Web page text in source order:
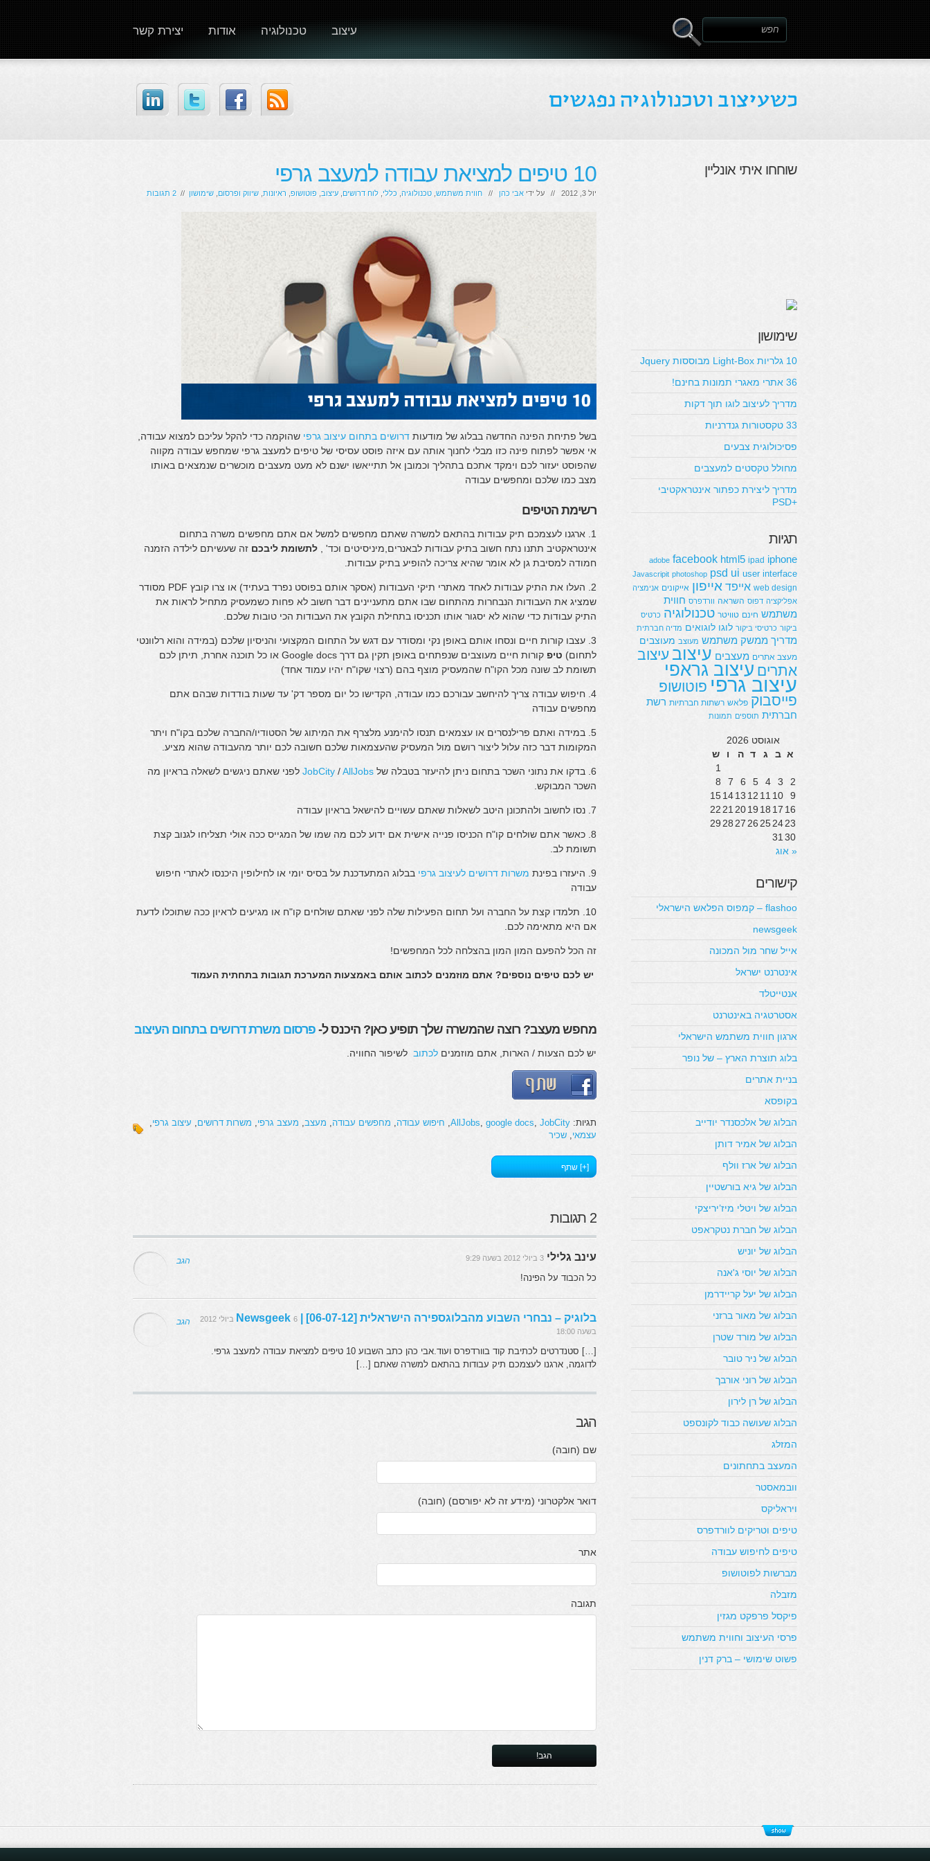
יצירת קשר אודות טכנולוגיה עיצוב
10 טיפים למציאת עבודה למעצב גרפי
יול 3, 2012 // על ידי אבי כהן // חווית משתמש טכנולוגיה כללי לוח דרושים עיצוב פוטושופ ראיונות שיווק ופרסום שימושון // 2 תגובות
בשל פתיחת הפינה החדשה בבלוג של מודעות דרושים בתחום עיצוב גרפי שהוקמה כדי להקל עליכם למצוא עבודה,
אי אפשר לפתוח פינה כזו מבלי לחנוך אותה עם איזה פוסט עסיסי של טיפים למעצב גרפי שמחפש עבודה מקווה
שהפוסט יעזור לכם וימקד אתכם בתהליך וכמובן אל תתייאשו ישנם לא מעט מעצבים מוכשרים שנמצאים באותו
מצב כמו שלכם ומחפשים עבודה
רשימת הטיפים
1. ארגנו לעצמכם תיק עבודות בהתאם למשרה שאתם מחפשים למשל אם אתם מחפשים משרה בתחום
אינטראקטיב תתנו נתח חשוב בתיק עבודות לבאנרים,מיניסיטים וכד' , לתשומת ליבכם זה שעשיתם לילדה הזמנה
חמודה למסיבת גן לא אומר שהיא צריכה להופיע בתיק עבודות.
2. העלו את התיק עבודות לאחד מאתרי תיקי העבודות (אסקר אותם בפוסט נפרד בעתיד) או צרו קובץ PDF מסודר
שמציג את העבודות הנבחרות מהתחום שבו אתם מתעניינים דבר חשוב לא פחות כשמעסיק מתחיל לראות את
התיק עבודות כדי שהוא לא יסגור אותו תכניסו בתחילת הקובץ את העבודות הכי טובות שלכם.
3. עצבו קורות חיים ונסחו אותם באופן נקי ומסודר עם דגש על התחום המקצועי והניסיון שלכם (במידה והוא רלוונטי
לתחום) טיפ
קורות חיים מעוצבים שנפתחים באופן תקין גם דרך Google docs או כל תוכנה אחרת, תיתן לכם
תשומת לב שונה מכל הקו"ח שהמעסיק מוצף בהם (רצוי שקו"ח יהיו עמוד אחד)
4. חיפוש עבודה צריך להיחשב עבורכם כמו עבודה, הקדישו כל יום מספר דק' עד שעות בודדות שבהם אתם
מחפשים עבודה
5. במידה ואתם פרילנסרים או עצמאים תנסו להימנע מלצרף את המיתוג של הסטודיו/החברה שלכם בקו"ח ויתר
המקומות דבר כזה עלול ליצור רושם מול המעסיק שהעצמאות שלכם חשובה לכם יותר מהעבודה שהוא מציע.
6. בדקו את נתוני השכר בתחום ניתן להיעזר בטבלה של JobCity /AllJobs
לפני שאתם ניגשים לשאלה בראיון מה
השכר המבוקש.
7. נסו לחשוב ולהתכונן היטב לשאלות שאתם עשויים להישאל בראיון עבודה
8. כאשר אתם שולחים קו"ח הכניסו פנייה אישית אם ידוע לכם מה שמו של המגייס ככה אולי תצליחו לגנוב קצת
תשומת לב.
9. היעזרו בפינת משרות דרושים לעיצוב גרפי בבלוג המתעדכנת על בסיס יומי או לחילופין היכנסו לאתרי חיפוש
עבודה
10. תלמדו קצת על החברה ועל תחום הפעילות שלה לפני שאתם שולחים קו"ח או מגיעים לראיון ככה שתוכלו לדעת
אם היא מתאימה לכם.
זה הכל להפעם המון המון בהצלחה לכל המחפשים!
יש לכם טיפים נוספים? אתם מוזמנים לכתוב אותם באמצעות המערכת תגובות בתחתית העמוד
מחפש מעצב? רוצה שהמשרה שלך תופיע כאן? היכנס ל- פרסום משרת דרושים בתחום העיצוב
יש לכם הצעות / הארות, אתם מוזמנים לכתוב לשיפור החוויה.
תגיות: AllJobs, google docs, JobCity
, חיפוש עבודה, מחפשים עבודה, מעצב, מעצב גרפי, משרות דרושים, עיצוב גרפי,
עצמאי, שכיר
[+] שתף
2 תגובות
עינב גלילי 3 ביולי 2012 בשעה 9:29
כל הכבוד על הפינה!
הגב
בלוגיק – נבחרי השבוע מהבלוגספירה הישראלית [06-07-12] | Newsgeek
6 ביולי 2012
בשעה 18:00
[…] סטנדרטים לכתיבת קוד בוורדפרס ועוד.אבי כהן כתב השבוע 10 טיפים למציאת עבודה למעצב גרפי.
לדוגמה, ארגנו לעצמכם תיק עבודות בהתאם למשרה שאתם […]
הגב
הגב
שם (חובה)
דואר אלקטרוני (מידע זה לא יפורסם) (חובה)
אתר
תגובה
שוחחו איתי אונליין
שימושון
10 גלריות Light-Box מבוססות Jquery
36 אתרי מאגרי תמונות בחינם!
מדריך לעיצוב לוגו תוך דקות
33 טקסטורות גנדרניות
פסיכולוגית צבעים
מחולל טקסטים למעצבים
מדריך ליצירת כפתור אינטראקטיבי
+PSD
תגיות
adobe facebook html5 ipad iphone
Javascripit photoshop psd ui user interface
web design אייפד אייפון אייקונים אנימציה
אפליקציה דפוס השראה וורדפרס חווית
משתמש חינם טוויטר טכנולוגיה כרטיס
ביקור כרטיסי ביקור לוגו לוגואים מדיה חברתית
מדריך ממשק משתמש מעוצב מעוצבים
מעצב אתרים מעצבים עיצוב עיצוב
אתרים עיצוב גראפי
עיצוב גרפי פוטושופ
פייסבוק פלאש רשתות חברתיות רשת
חברתית תוספים תמונות
אוגוסט 2026
א ב ג ד ה ו
ש
1
2
3
4
5
6
7
8
9
10
11
12
13
14
15
16
17
18
19
20
21
22
23
24
25
26
27
28
29
30
31
« אוג
קישורים
flashoo – קמפוס הפלאש הישראלי
newsgeek
אייל שחר מול המכונה
אינטרנט ישראל
אנטייטלד
אסטרטגיה באינטרנט
ארגון חווית משתמש הישראלי
בלוג תוצרת הארץ – של נופר
בניית אתרים
בקופסא
הבלוג של אלכסנדר יודייב
הבלוג של אמיר דותן
הבלוג של ארז וולף
הבלוג של גיא בורשטיין
הבלוג של ויטלי מיז’יריצקי
הבלוג של חברת נטקראפט
הבלוג של יוניש
הבלוג של יוסי ג'אנה
הבלוג של יעל קריידרמן
הבלוג של מאור ברזני
הבלוג של מורד שטרן
הבלוג של ניר טובר
הבלוג של רוני אורבך
הבלוג של רן לירון
הבלוג שעושה כבוד לקונספט
המזלג
המעצב בתחתונים
וובמאסטר
ויראליקס
טיפים וטריקים לוורדפרס
טיפים לחיפוש עבודה
מברשות לפוטושופ
מזבלה
פיקסל פרפקט מגזין
פרסי העיצוב וחווית משתמש
פשוט שימושי – ברק דנין